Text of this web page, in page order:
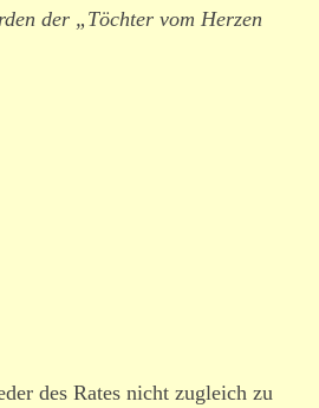
der „Töchter vom Herzen
des Rates nicht zugleich zu